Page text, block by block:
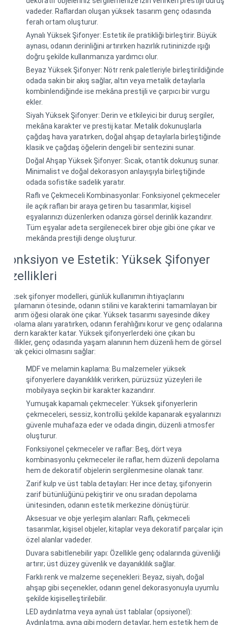
vadeder. Raflardan oluşan yüksek tasarım genç odasında
ferah ortam oluşturur.
Aynalı Yüksek Şifonyer: Estetik ile pratikliği birleştirir. Büyük
aynası, odanın derinliğini artırırken hazırlık rutininizde ışığı
doğru şekilde kullanmanıza yardımcı olur.
Beyaz Yüksek Şifonyer: Nötr renk paletleriyle birleştirildiğinde
odada sakin bir akış sağlar, altın veya metalik detaylarla
kombinlendiğinde ise mekâna prestijli ve çarpıcı bir vurgu
ekler.
Siyah Yüksek Şifonyer: Derin ve etkileyici bir duruş sergiler,
mekâna karakter ve prestij katar. Metalik dokunuşlarla
çağdaş hava yaratırken, doğal ahşap detaylarla birleştiğinde
klasik ve çağdaş öğelerin dengeli bir sentezini sunar.
Doğal Ahşap Yüksek Şifonyer: Sıcak, otantik dokunuş sunar.
Minimalist ve doğal dekorasyon anlayışıyla birleştiğinde
odada sofistike sadelik yaratır.
Raflı ve Çekmeceli Kombinasyonlar: Fonksiyonel çekmeceler
ile açık rafları bir araya getiren bu tasarımlar, kişisel
eşyalarınızı düzenlerken odanıza görsel derinlik kazandırır.
Tüm eşyalar adeta sergilenecek birer obje gibi öne çıkar ve
mekânda prestijli denge oluşturur.
Fonksiyon ve Estetik: Yüksek Şifonyer
Özellikleri
Yüksek şifonyer modelleri, günlük kullanımın ihtiyaçlarını
karşılamanın ötesinde, odanın stilini ve karakterini tamamlayan bir
tasarım öğesi olarak öne çıkar. Yüksek tasarımı sayesinde dikey
depolama alanı yaratırken, odanın ferahlığını korur ve genç odalarına
modern karakter katar. Yüksek şifonyerlerdeki öne çıkan bu
özellikler, genç odasında yaşam alanının hem düzenli hem de görsel
olarak çekici olmasını sağlar:
MDF ve melamin kaplama: Bu malzemeler yüksek
şifonyerlere dayanıklılık verirken, pürüzsüz yüzeyleri ile
mobilyaya seçkin bir karakter kazandırır.
Yumuşak kapamalı çekmeceler: Yüksek şifonyerlerin
çekmeceleri, sessiz, kontrollü şekilde kapanarak eşyalarınızı
güvenle muhafaza eder ve odada dingin, düzenli atmosfer
oluşturur.
Fonksiyonel çekmeceler ve raflar: Beş, dört veya
kombinasyonlu çekmeceler ile raflar, hem düzenli depolama
hem de dekoratif objelerin sergilenmesine olanak tanır.
Zarif kulp ve üst tabla detayları: Her ince detay, şifonyerin
zarif bütünlüğünü pekiştirir ve onu sıradan depolama
ünitesinden, odanın estetik merkezine dönüştürür.
Aksesuar ve obje yerleşim alanları: Raflı, çekmeceli
tasarımlar, kişisel objeler, kitaplar veya dekoratif parçalar için
özel alanlar vadeder.
Duvara sabitlenebilir yapı: Özellikle genç odalarında güvenliği
artırır; üst düzey güvenlik ve dayanıklılık sağlar.
Farklı renk ve malzeme seçenekleri: Beyaz, siyah, doğal
ahşap gibi seçenekler, odanın genel dekorasyonuyla uyumlu
şekilde kişiselleştirilebilir.
LED aydınlatma veya aynalı üst tablalar (opsiyonel):
Aydınlatma, ayna gibi modern detaylar, hem estetik hem de